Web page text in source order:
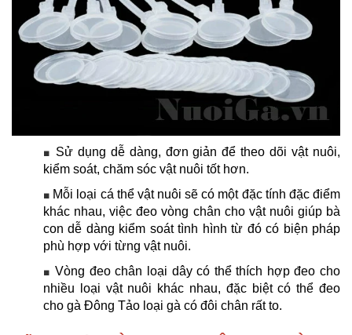
■ Sử dụng dễ dàng, đơn giản để theo dõi vật nuôi,
kiểm soát, chăm sóc vật nuôi tốt hơn.
■ Mỗi loại cá thể vật nuôi sẽ có một đặc tính đặc điểm
khác nhau, việc đeo vòng chân cho vật nuôi giúp bà
con dễ dàng kiểm soát tình hình từ đó có biện pháp
phù hợp với từng vật nuôi.
■ Vòng đeo chân loại dây có thể thích hợp đeo cho
nhiều loại vật nuôi khác nhau, đặc biệt có thể đeo
cho gà Đông Tảo loại gà có đôi chân rất to.